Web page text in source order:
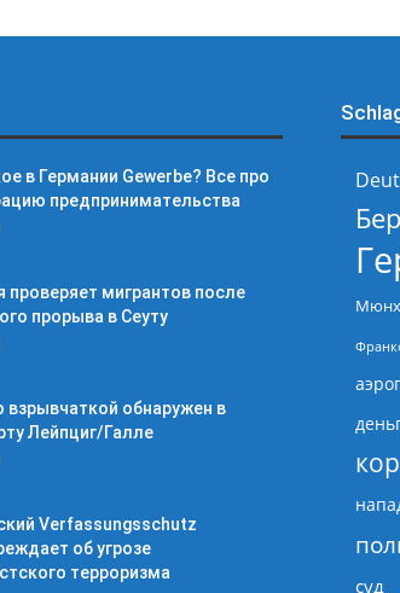
в Германии Gewerbe? Все про
предпринимательства
проверяет мигрантов после
прорыва в Сеуту
взрывчаткой обнаружен в
Лейпциг/Галле
Verfassungsschutz
об угрозе
терроризма
суд